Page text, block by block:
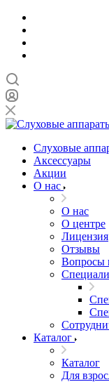
Слуховые
Аксессуары
Акции
О нас
О нас
О центре
Лицензия
Отзывы
Вопросы
Каталог
Каталог
Для